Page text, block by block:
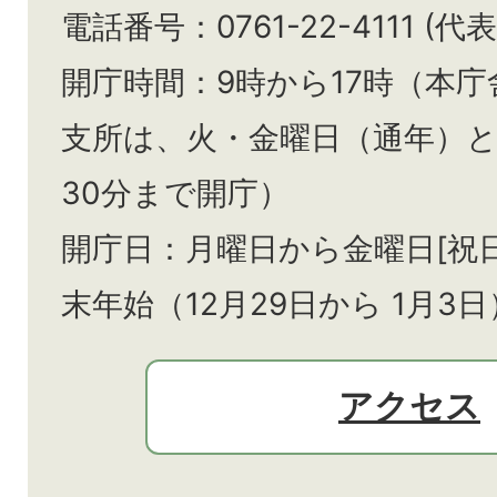
電話番号：0761-22-4111 (代
開庁時間：9時から17時（本
支所は、火・金曜日（通年）と
30分まで開庁）
開庁日：月曜日から金曜日[祝
末年始（12月29日から 1月3
アクセス